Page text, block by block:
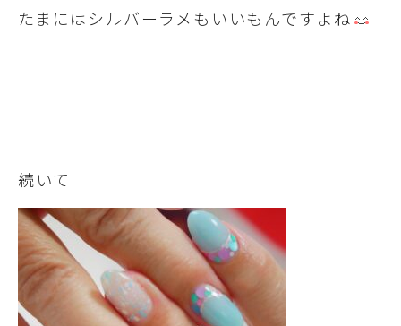
たまにはシルバーラメもいいもんですよね
続いて